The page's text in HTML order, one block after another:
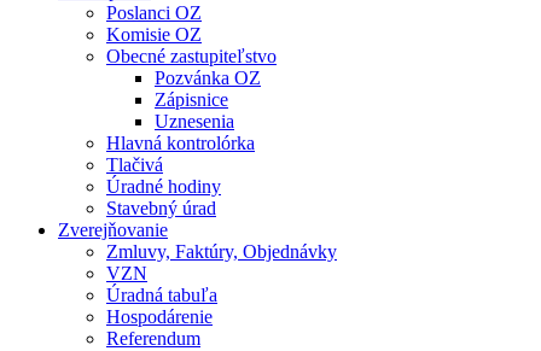
Poslanci OZ
Komisie OZ
Obecné zastupiteľstvo
Pozvánka OZ
Zápisnice
Uznesenia
Hlavná kontrolórka
Tlačivá
Úradné hodiny
Stavebný úrad
Zverejňovanie
Zmluvy, Faktúry, Objednávky
VZN
Úradná tabuľa
Hospodárenie
Referendum